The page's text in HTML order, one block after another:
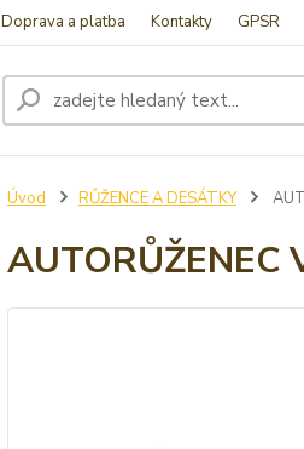
Doprava a platba Kontakty GPSR
Úvod RŮŽENCE A DESÁTKY
AUTORŮŽENEC